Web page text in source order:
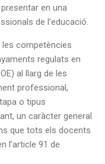
en una
de l’educació.
competències
regulats en
al llarg de les
professional,
o tipus
un caràcter general
que tots els docents
l’article 91 de